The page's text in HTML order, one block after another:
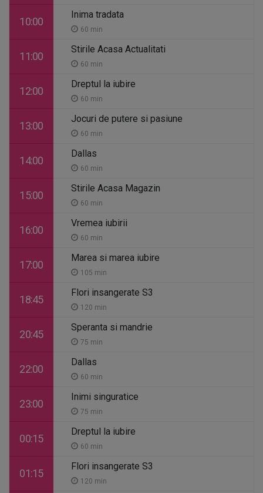
10:00
Inima tradata
60 min
11:00
Stirile Acasa Actualitati
60 min
12:00
Dreptul la iubire
60 min
13:00
Jocuri de putere si pasiune
60 min
14:00
Dallas
60 min
15:00
Stirile Acasa Magazin
60 min
16:00
Vremea iubirii
60 min
17:00
Marea si marea iubire
105 min
18:45
Flori insangerate S3
120 min
20:45
Speranta si mandrie
75 min
22:00
Dallas
60 min
23:00
Inimi singuratice
75 min
00:15
Dreptul la iubire
60 min
01:15
Flori insangerate S3
120 min